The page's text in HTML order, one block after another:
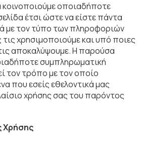
κοινοποιούμε οποιαδήποτε
έτσι ώστε να είστε πάντα
με τον τύπο των πληροφοριών
χρησιμοποιούμε και υπό ποιες
αποκαλύψουμε. Η παρούσα
συμπληρωματική
τον τρόπο με τον οποίο
που εσείς εθελοντικά μας
χρήσης σας του παρόντος
Χρήσης